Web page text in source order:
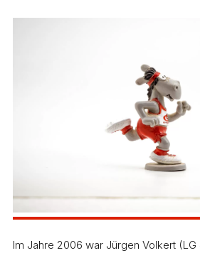
Im Jahre 2006 war Jürgen Volkert (LG